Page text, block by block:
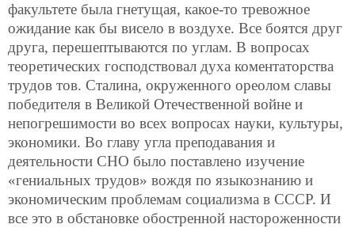
факультете была гнетущая, какое-то тревожное
ожидание как бы висело в воздухе. Все боятся друг
друга, перешептываются по углам. В вопросах
теоретических господствовал духа коментаторства
трудов тов. Сталина, окруженного ореолом славы
победителя в Великой Отечественной войне и
непогрешимости во всех вопросах науки, культуры,
экономики. Во главу угла преподавания и
деятельности СНО было поставлено изучение
«гениальных трудов» вождя по языкознанию и
экономическим проблемам социализма в СССР. И
все это в обстановке обостренной настороженности